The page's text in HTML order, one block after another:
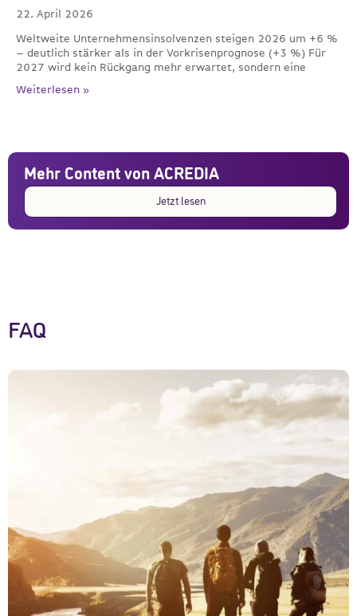
22. April 2026
Weltweite Unternehmensinsolvenzen steigen 2026 um +6 %
– deutlich stärker als in der Vorkrisenprognose (+3 %) Für
2027 wird kein Rückgang mehr erwartet, sondern eine
Weiterlesen »
Mehr Content von ACREDIA
Jetzt lesen
FAQ